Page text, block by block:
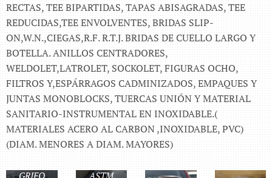
RECTAS, TEE BIPARTIDAS, TAPAS ABISAGRADAS, TEE
REDUCIDAS,TEE ENVOLVENTES, BRIDAS SLIP-
ON,W.N.,CIEGAS,R.F. R.T.J. BRIDAS DE CUELLO LARGO Y
BOTELLA. ANILLOS CENTRADORES,
WELDOLET,LATROLET, SOCKOLET, FIGURAS OCHO,
FILTROS Y,ESPÁRRAGOS CADMINIZADOS, EMPAQUES Y
JUNTAS MONOBLOCKS, TUERCAS UNIÓN Y MATERIAL
SANITARIO-INSTRUMENTAL EN INOXIDABLE.(
MATERIALES ACERO AL CARBON ,INOXIDABLE, PVC)
(DIAM. MENORES A DIAM. MAYORES)
VÁLVULAS
DE
GRIFO
BRIDA
W.N. 30"
150#
ASTM
TEE